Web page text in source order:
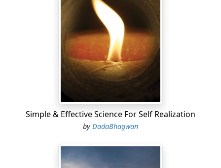
Simple & Effective Science For Self Realization
byDadaBhagwan